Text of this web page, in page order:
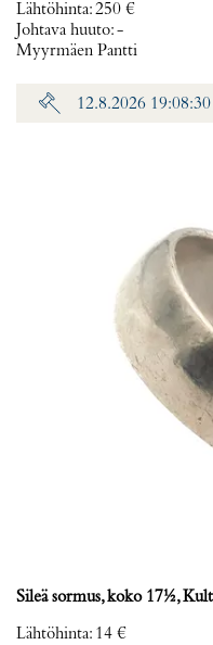
Lähtöhinta:250 €
Johtava huuto:-
Myyrmäen Pantti
12.8.2026 19:08:30
Sileä sormus, koko 17½,
Lähtöhinta: 14 €